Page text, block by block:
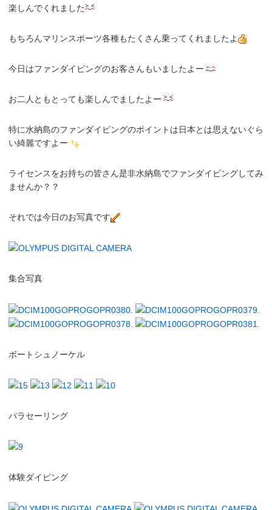
楽しんでくれました
もちろんマリンスポーツ各種もたくさん乗ってくれましたよ
今日はファンダイビングのお客さんもいましたよー
お二人ともとっても楽しんでましたよー
特に水納島のファンダイビングのポイントは日本とは思えないぐら
い綺麗ですよー
ライセンスをお持ちの皆さん是非水納島でファンダイビングしてみ
ませんか？？
それでは今日のお写真です
集合写真
ボートシュノーケル
パラセーリング
体験ダイビング